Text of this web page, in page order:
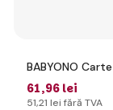
BABYONO
61,96 lei
51,21 lei fără TVA